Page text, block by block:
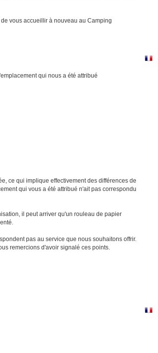
vous accueillir à nouveau au Camping
qui nous a été attribué
ce qui implique effectivement des différences de
qui vous a été attribué n'ait pas correspondu
il peut arriver qu'un rouleau de papier
pas au service que nous souhaitons offrir.
remercions d'avoir signalé ces points.